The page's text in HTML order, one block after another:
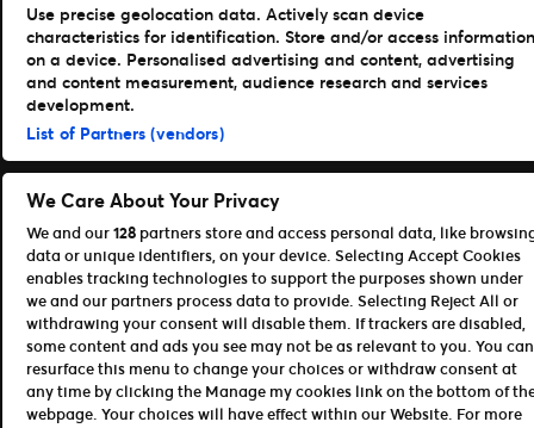
Andy
White,
Freelance
WordPress
Developer
London
Use precise geolocation data. Actively scan device
characteristics for identification. Store and/or access information
on a device. Personalised advertising and content, advertising
and content measurement, audience research and services
development.
List of Partners (vendors)
We Care About Your Privacy
We and our128 partners store and access personal data, like
data or unique identifiers, on your device. Selecting Accept Cookies
enables tracking technologies to support the purposes shown under
we and our partners process data to provide. Selecting Reject All or
withdrawing your consent will disable them. If trackers are disabled,
some content and ads you see may not be as relevant to you. You can
resurface this menu to change your choices or withdraw consent at
any time by clicking the Manage my cookies link on the bottom of
webpage. Your choices will have effect within our Website. For more